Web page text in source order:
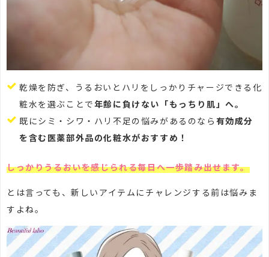
乾燥を防ぎ、うるおいとハリをしっかりチャージできる化
粧水を選ぶことで年齢に負けない「もっちり肌」へ。
既にシミ・シワ・ハリ不足の悩みがあるのなら 有効成分
を含む医薬部外品の化粧水がおすすめ！
しっかりうるおいを感じられる毎日へ一歩踏み出せます。
とは言っても、新しいアイテムにチャレンジする前は悩みま
すよね。